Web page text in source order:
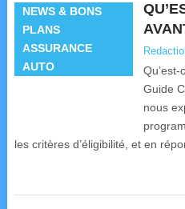
NEWS & BONS
PLANS
ASSURANCE
AUTO
Guide
nous
les critères d’éligibilité, et en